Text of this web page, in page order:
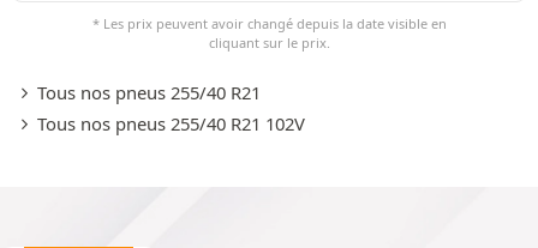
* Les prix peuvent avoir changé depuis la date visible en
cliquant sur le prix.
Tous nos pneus 255/40 R21
Tous nos pneus 255/40 R21 102V